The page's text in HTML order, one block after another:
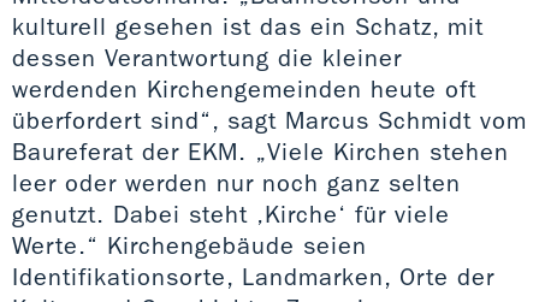
kulturell gesehen ist das ein Schatz, mit
dessen Verantwortung die kleiner
werdenden Kirchengemeinden heute oft
überfordert sind“, sagt Marcus Schmidt vom
Baureferat der EKM. „Viele Kirchen stehen
leer oder werden nur noch ganz selten
genutzt. Dabei steht ‚Kirche‘ für viele
Werte.“ Kirchengebäude seien
Identifikationsorte, Landmarken, Orte der